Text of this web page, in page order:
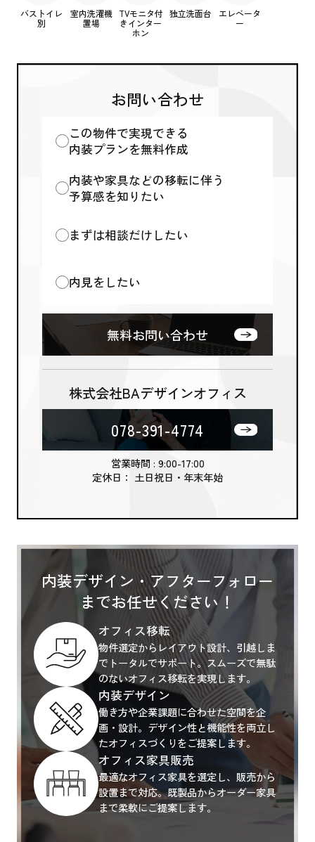
バストイレ
別
室内洗濯機
置場
TVモニタ付
きインター
ホン
独立洗面台
エレベータ
ー
お問い合わせ
この物件で実現できる
内装プランを無料作成
内装や家具などの移転に伴う
予算感を知りたい
まずは相談だけしたい
内見をしたい
無料お問い合わせ
株式会社BAデザインオフィス
078-391-4774
営業時間 : 9:00-17:00
定休日： 土日祝日・年末年始
内装デザイン・アフターフォロー
までお任せください！
オフィス移転
物件選定からレイアウト設計、引越しま
でトータルでサポート。スムーズで無駄
のないオフィス移転を実現します。
内装デザイン
働き方や企業課題に合わせた空間を企
画・設計。デザイン性と機能性を両立し
たオフィスづくりをご提案します。
オフィス家具販売
最適なオフィス家具を選定し、販売から
設置まで対応。既製品からオーダー家具
まで柔軟にご提案します。